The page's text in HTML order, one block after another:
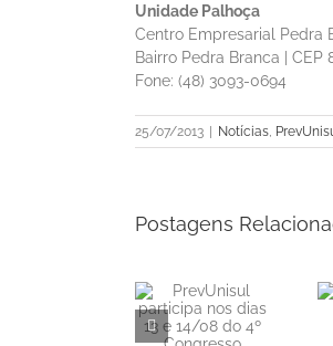
Unidade Palhoça
Centro Empresarial Pedra
Bairro Pedra Branca | CEP
Fone: (48) 3093-0694
25/07/2013 Notícias,
Postagens
Feliz Dia dos
Avós!